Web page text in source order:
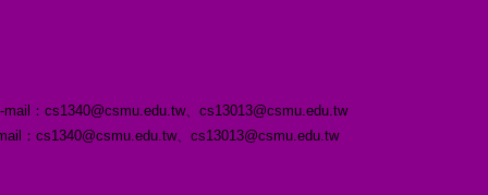
：cs1340@csmu.edu.tw、cs13013@csmu.edu.tw
：cs1340@csmu.edu.tw、cs13013@csmu.edu.tw